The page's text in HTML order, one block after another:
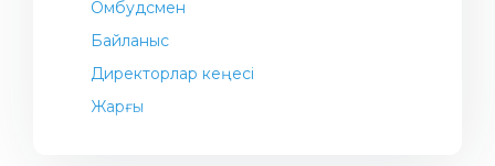
Омбудсмен
Байланыс
Директорлар кеңесі
Жарғы